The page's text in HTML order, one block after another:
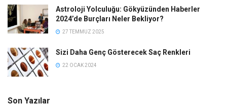
Astroloji Yolculuğu: Gökyüzünden Haberler
2024’de Burçları Neler Bekliyor?
27 TEMMUZ 2025
Sizi Daha Genç Gösterecek Saç Renkleri
22 OCAK 2024
Son Yazılar